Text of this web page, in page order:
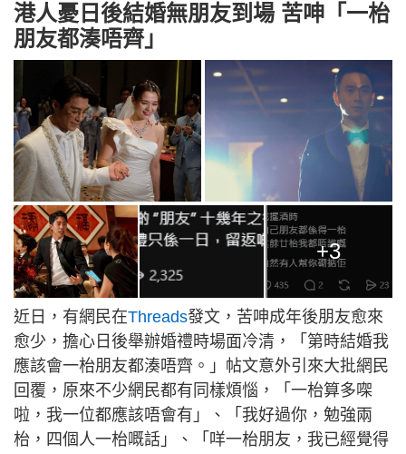
港人憂日後結婚無朋友到場 苦呻「一枱
朋友都湊唔齊」
+3
近日，有網民在Threads發文，苦呻成年後朋友愈來
愈少，擔心日後舉辦婚禮時場面冷清，「第時結婚我
應該會一枱朋友都湊唔齊。」帖文意外引來大批網民
回覆，原來不少網民都有同樣煩惱，「一枱算多㗎
啦，我一位都應該唔會有」、「我好過你，勉強兩
枱，四個人一枱嘅話」、「咩一枱朋友，我已經覺得